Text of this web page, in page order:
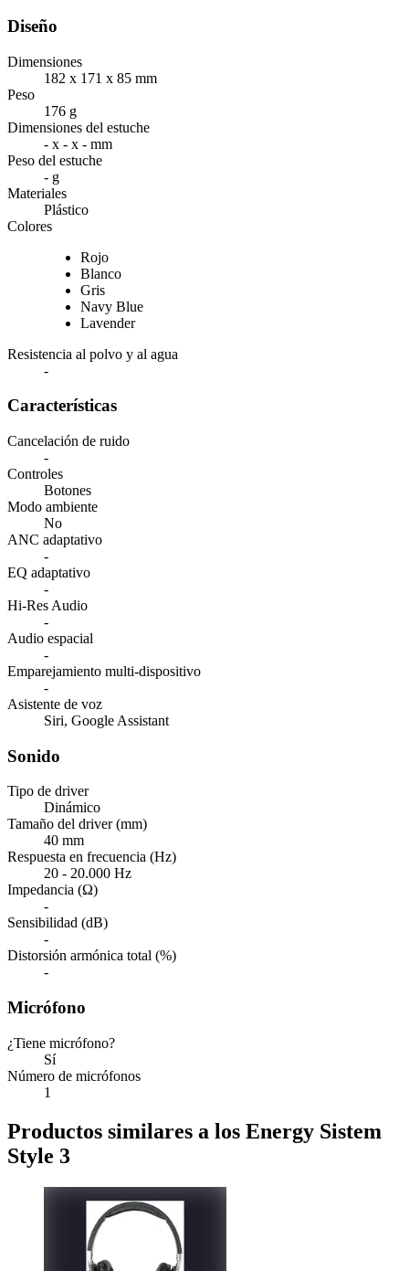
Diseño
Dimensiones
182 x 171 x 85 mm
Peso
176 g
Dimensiones del estuche
- x - x - mm
Peso del estuche
- g
Materiales
Plástico
Colores
Rojo
Blanco
Gris
Navy Blue
Lavender
Resistencia al polvo y al agua
-
Características
Cancelación de ruido
-
Controles
Botones
Modo ambiente
No
ANC adaptativo
-
EQ adaptativo
-
Hi-Res Audio
-
Audio espacial
-
Emparejamiento multi-dispositivo
-
Asistente de voz
Siri, Google Assistant
Sonido
Tipo de driver
Dinámico
Tamaño del driver (mm)
40 mm
Respuesta en frecuencia (Hz)
20 - 20.000 Hz
Impedancia (Ω)
-
Sensibilidad (dB)
-
Distorsión armónica total (%)
-
Micrófono
¿Tiene micrófono?
Sí
Número de micrófonos
1
Productos similares a los Energy Sistem
Style 3